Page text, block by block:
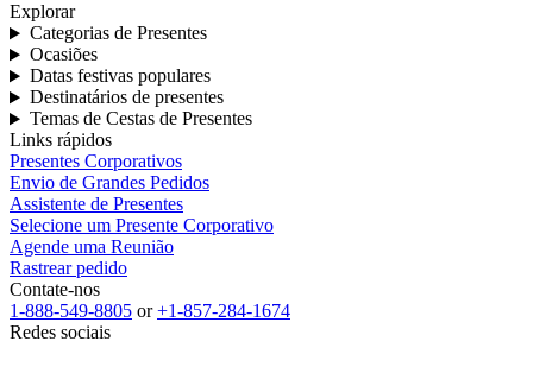
Explorar
Categorias de Presentes
Ocasiões
Datas festivas populares
Destinatários de presentes
Temas de Cestas de Presentes
Links rápidos
Presentes Corporativos
Envio de Grandes Pedidos
Assistente de Presentes
Selecione um Presente Corporativo
Agende uma Reunião
Rastrear pedido
Contate-nos
1-888-549-8805 or+1-857-284-1674
Redes sociais